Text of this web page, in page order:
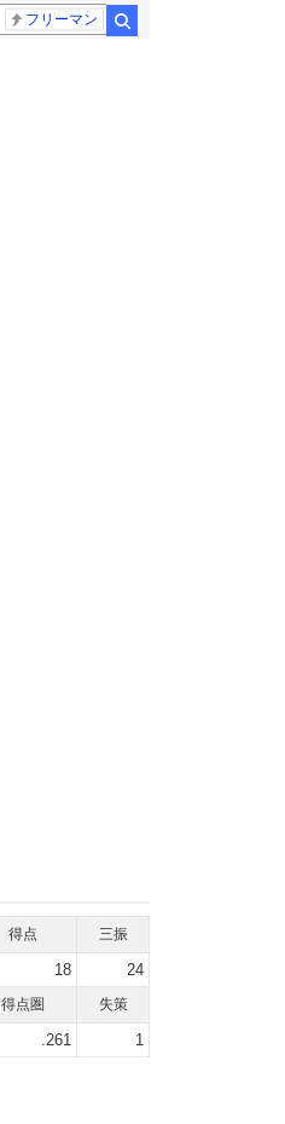
フリーマン
得点 三振
18 24
得点圏 失策
.261 1